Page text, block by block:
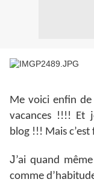
Me voici enfin de
vacances !!!! Et
blog !!! Mais
J’ai quand
comme